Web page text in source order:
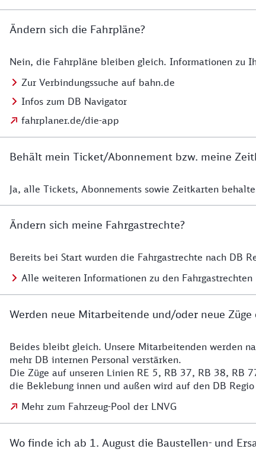
Ändern sich die Fahrpläne?
Details zu den Fahrplänen
Nein, die Fahrpläne bleiben gleich. Informationen zu
Zur Verbindungssuche auf bahn.de
Infos zum DB Navigator
fahrplaner.de/die-app
Behält mein Ticket/Abonnement bzw. meine
Details zur Zeitkarte
Ja, alle Tickets, Abonnements sowie Zeitkarten
Ändern sich meine Fahrgastrechte?
Details zu Fahrgastrechten
Bereits bei Start wurden die Fahrgastrechte nach DB
Alle weiteren Informationen zu den Fahrgastrechten
Werden neue Mitarbeitende und/oder neue Züge
Details zu den Mitarbeitenden
Beides bleibt gleich. Unsere Mitarbeitenden werden
mehr DB internen Personal verstärken.
Die Züge auf unseren Linien RE 5, RB 37, RB 38, RB
die Beklebung innen und außen wird auf den DB
Mehr zum Fahrzeug-Pool der LNVG
Wo finde ich ab 1. August die Baustellen- und